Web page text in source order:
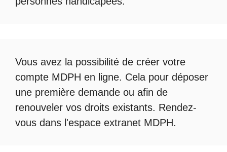
Vous avez la possibilité de créer votre
compte MDPH en ligne. Cela pour déposer
une première demande ou afin de
renouveler vos droits existants. Rendez-
vous dans l'espace extranet MDPH.